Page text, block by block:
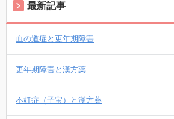
最新記事
血の道症と更年期障害
更年期障害と漢方薬
不妊症（子宝）と漢方薬